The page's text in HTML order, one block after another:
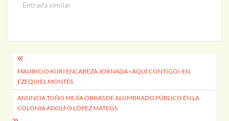
Entrada similar
Navegación
de
entradas
MAURICIO KURI ENCABEZA JORNADA «AQUÍ CONTIGO» EN
EZEQUIEL MONTES
ANUNCIA TOÑO MEJÍA OBRAS DE ALUMBRADO PÚBLICO EN LA
COLONIA ADOLFO LÓPEZ MATEOS